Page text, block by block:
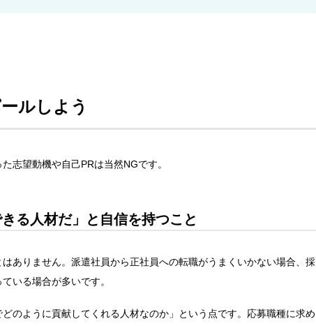
ルしよう
志望動機や自己PRは当然NGです。
る人材だ」と自信を持つこと
ありません。派遣社員から正社員への転職がうまくいかない場合、採
いる場合が多いです。
のように貢献してくれる人材なのか」という点です。応募職種に求め